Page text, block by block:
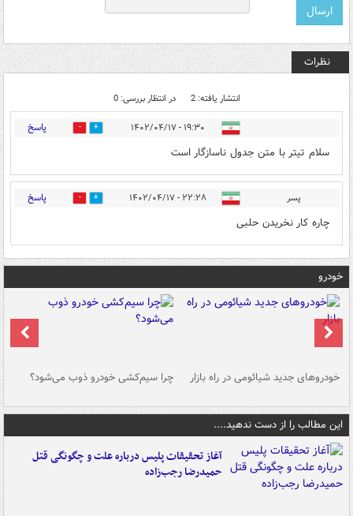
نظرات
انتشار یافته: 2 در انتظار بررسی: 0
۱۹:۳۰ - ۱۴۰۲/۰۴/۱۷ 0 پاسخ
سلام تیتر با متن جدول ناسازگار است
پسر ۲۲:۲۸ - ۱۴۰۲/۰۴/۱۷ 0 پاسخ
چاره کار نخریدن حلبی
خودرو
خودروهای جدید شیائومی در راه بازار چرا سیم‌کشی خودرو ذوب می‌شود؟
این مطالب را از دست ندهید....
آغاز تحقیقات پلیس درباره علت و چگونگی قتل
حمیدرضا رجب‌زاده